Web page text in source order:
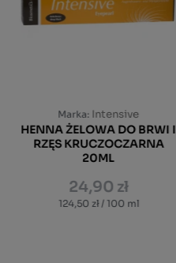
Marka: Intensive
HENNA ŻELOWA DO BRWI I
RZĘS KRUCZOCZARNA
20ML
24,90 zł
124,50 zł / 100 ml